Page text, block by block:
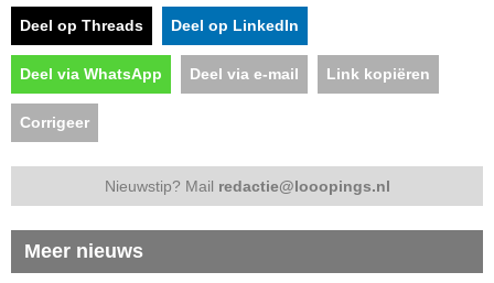
Deel op Threads Deel op LinkedIn
Deel via WhatsApp Deel via e-mail Link kopiëren
Corrigeer
Nieuwstip? Mail redactie@looopings.nl
Meer nieuws